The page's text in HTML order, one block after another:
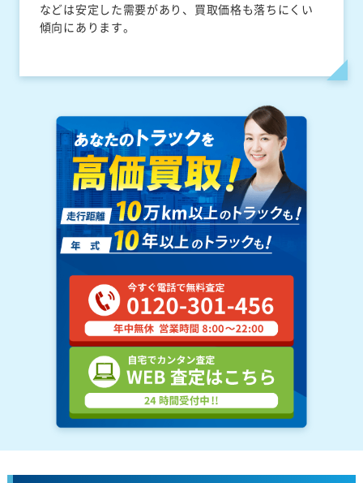
などは安定した需要があり、買取価格も落ちにくい
傾向にあります。